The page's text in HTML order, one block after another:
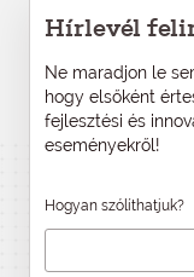
Hírlevél
Ne maradjon le
hogy elsőként
fejlesztési és
eseményekről!
Hogyan szólíthatjuk?